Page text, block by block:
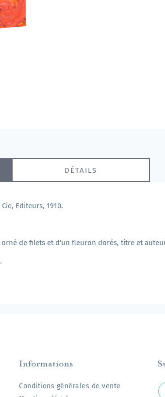
DÉTAILS
Editeurs, 1910.
de filets et d'un fleuron dorés, titre et
Informations
Conditions générales de vente